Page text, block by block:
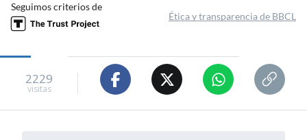
Seguimos criterios de
Ética y transparencia de BBCL
2229
visitas